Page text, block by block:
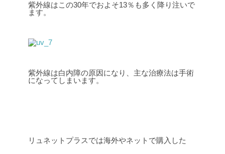
紫外線はこの30年でおよそ13％も多く降り注いで
ます。
紫外線は白内障の原因になり、主な治療法は手術
になってしまいます。
リュネットプラスでは海外やネットで購入した